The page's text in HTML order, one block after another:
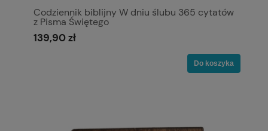
Codziennik biblijny W dniu ślubu 365 cytatów
z Pisma Świętego
139,90 zł
Do koszyka